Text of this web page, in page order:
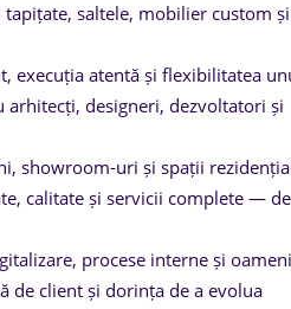
saltele, mobilier custom și
execuția atentă și flexibilitatea
arhitecți, designeri, dezvoltatori și
showroom-uri și spații
calitate și servicii complete —
procese interne și oameni
de client și dorința de a evolua